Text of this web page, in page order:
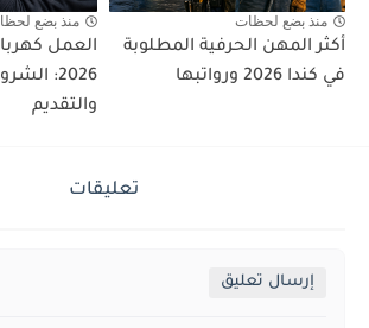
منذ بضع لحظات
أكثر المهن الحرفية المطلوبة
في كندا 2026 ورواتبها
منذ بضع
العمل
2026:
والتقديم
تعليقات
إرسال تعليق